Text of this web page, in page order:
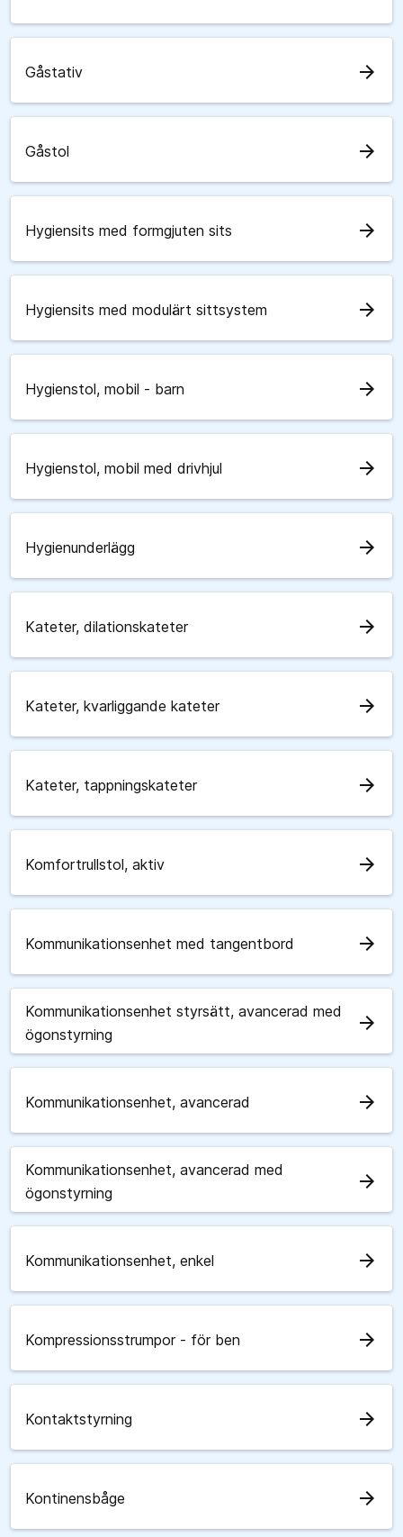
Gåstativ arrow_forward
Gåstol arrow_forward
Hygiensits med formgjuten sits arrow_forward
Hygiensits med modulärt sittsystem arrow_forward
Hygienstol, mobil - barn arrow_forward
Hygienstol, mobil med drivhjul arrow_forward
Hygienunderlägg arrow_forward
Kateter, dilationskateter arrow_forward
Kateter, kvarliggande kateter arrow_forward
Kateter, tappningskateter arrow_forward
Komfortrullstol, aktiv arrow_forward
Kommunikationsenhet med tangentbord arrow_forward
Kommunikationsenhet styrsätt, avancerad med
ögonstyrning
arrow_forward
Kommunikationsenhet, avancerad arrow_forward
Kommunikationsenhet, avancerad med
ögonstyrning
arrow_forward
Kommunikationsenhet, enkel arrow_forward
Kompressionsstrumpor - för ben arrow_forward
Kontaktstyrning arrow_forward
Kontinensbåge arrow_forward